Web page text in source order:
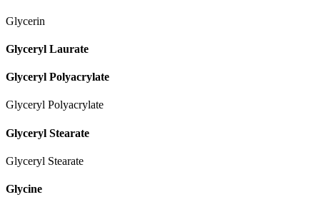
Glycerin
Glyceryl Laurate
Glyceryl Polyacrylate
Glyceryl Polyacrylate
Glyceryl Stearate
Glyceryl Stearate
Glycine